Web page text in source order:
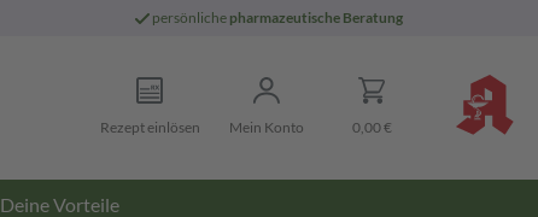
persönliche pharmazeutische Beratung
Rezept einlösen Mein Konto 0,00 €
Deine Vorteile